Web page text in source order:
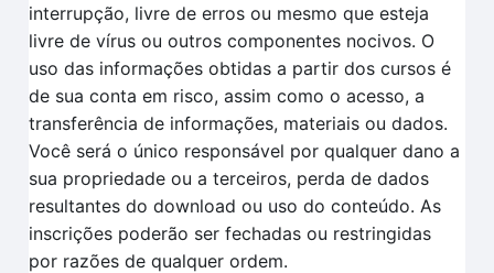
interrupção, livre de erros ou mesmo que esteja
livre de vírus ou outros componentes nocivos. O
uso das informações obtidas a partir dos cursos é
de sua conta em risco, assim como o acesso, a
transferência de informações, materiais ou dados.
Você será o único responsável por qualquer dano a
sua propriedade ou a terceiros, perda de dados
resultantes do download ou uso do conteúdo. As
inscrições poderão ser fechadas ou restringidas
por razões de qualquer ordem.